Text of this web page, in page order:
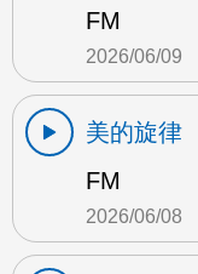
FM
2026/06/09
美的旋律
FM
2026/06/08